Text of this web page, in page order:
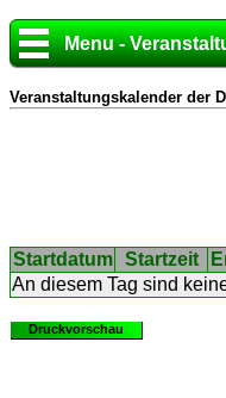
Menu -
Veranstaltungskalender der
Startdatum Startzeit
An diesem Tag sind
Druckvorschau